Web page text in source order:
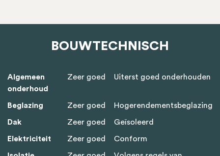
BOUWTECHNISCH
Algemeen
onderhoud
Zeer goed Uiterst goed onderhouden
Beglazing Zeer goed Hogerendementsbeglazing
Dak Zeer goed Geïsoleerd
Elektriciteit Zeer goed Conform